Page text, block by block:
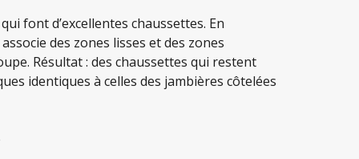
font d’excellentes chaussettes. En
des zones lisses et des zones
Résultat : des chaussettes qui restent
identiques à celles des jambières côtelées